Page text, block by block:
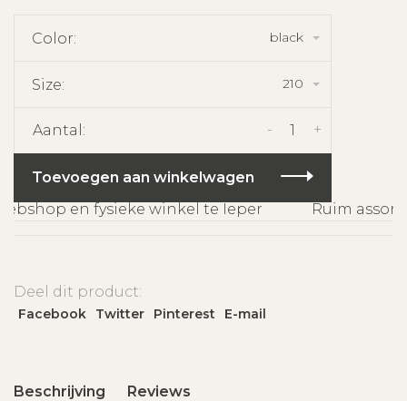
Color: black
Size: 210
Aantal: +
-
Toevoegen aan winkelwagen
en fysieke winkel te Ieper
Ruim
Deel dit product:
Facebook Twitter Pinterest E-mail
Beschrijving Reviews